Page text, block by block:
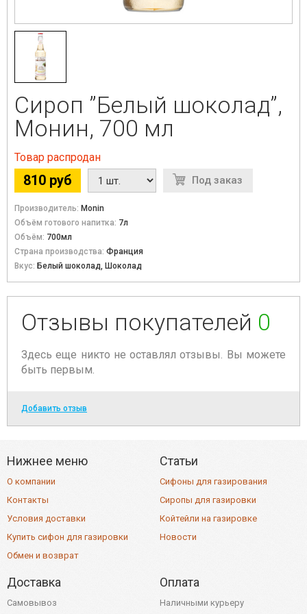
Сироп ”Белый шоколад”,
Монин, 700 мл
Товар распродан
810 руб Под заказ
Производитель: Monin
Объём готового напитка: 7л
Объём: 700мл
Страна производства: Франция
Вкус: Белый шоколад, Шоколад
Отзывы покупателей 0
Здесь еще никто не оставлял отзывы. Вы можете
быть первым.
Добавить отзыв
Нижнее меню
О компании
Контакты
Условия доставки
Купить сифон для газировки
Обмен и возврат
Статьи
Сифоны для газирования
Сиропы для газировки
Койтейли на газировке
Новости
Доставка
Самовывоз
Оплата
Наличными курьеру